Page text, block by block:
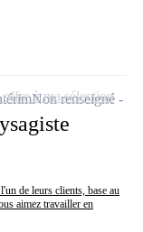
de leurs clients, base au
aimez travailler en
Non renseigné
à ma sélection